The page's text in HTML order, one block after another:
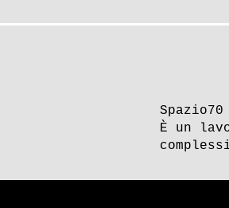
È un